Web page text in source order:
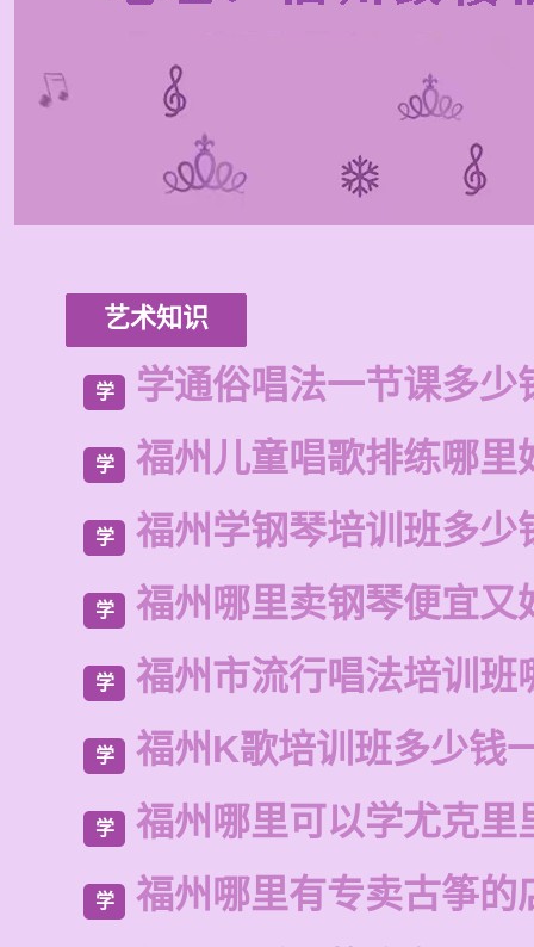
艺术知识
学 学通俗唱法一节课多少
学 福州儿童唱歌排练哪里
学 福州学钢琴培训班多少
学 福州哪里卖钢琴便宜又
学 福州市流行唱法培训班
学 福州K歌培训班多少钱
学 福州哪里可以学尤克里
学
福州哪里有专卖古筝的